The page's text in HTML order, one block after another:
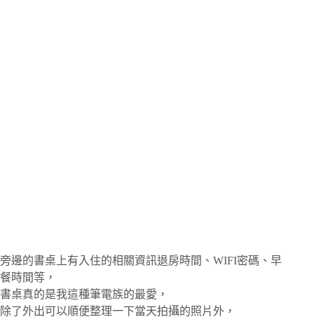
旁邊的書桌上有入住的相關資訊退房時間、WIFI密碼、早
餐時間等，
書桌真的是我這種筆電族的最愛，
除了外出可以順便整理一下當天拍攝的照片外，